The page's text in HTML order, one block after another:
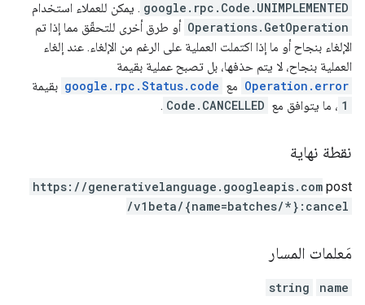
google.rpc.Code.UNIMPLEMENTED . يمكن للعملاء استخدام
Operations.GetOperation أو طرق أخرى للتحقّق مما إذا تم
الإلغاء بنجاح أو ما إذا اكتملت العملية على الرغم من الإلغاء. عند إلغاء
العملية بنجاح، لا يتم حذفها، بل تصبح عملية بقيمة
Operation.error مع google.rpc.Status.code بقيمة
1 ، ما يتوافق مع Code.CANCELLED
.
نقطة نهاية
post
https: / /generativelanguage.googleapis.com
/v1beta/{name=batches/*}:cancel
مَعلمات المسار
name
string